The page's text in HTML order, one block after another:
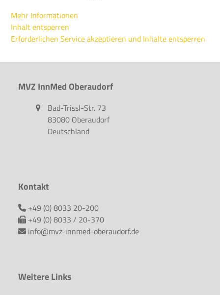
Mehr Informationen
Inhalt entsperren
Erforderlichen Service akzeptieren und Inhalte entsperren
MVZ InnMed Oberaudorf
Bad-Trissl-Str. 73
83080 Oberaudorf
Deutschland
Kontakt
+49 (0) 8033 20-200
+49 (0) 8033 / 20-370
info@mvz-innmed-oberaudorf.de
Weitere Links